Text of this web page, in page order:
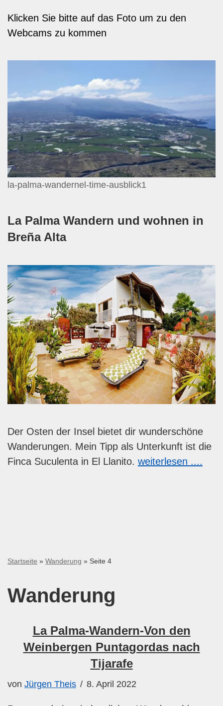
Klicken Sie bitte auf das Foto um zu den
Webcams zu kommen
la-palma-wandernel-time-ausblick1
La Palma Wandern und wohnen in
Breña Alta
Der Osten der Insel bietet dir wunderschöne
Wanderungen. Mein Tipp als Unterkunft ist die
Finca Suculenta in El Llanito. weiterlesen ....
Startseite » Wanderung » Seite 4
Wanderung
La Palma-Wandern-Von den
Weinbergen Puntagordas nach
Tijarafe
von Jürgen Theis 8. April 2022